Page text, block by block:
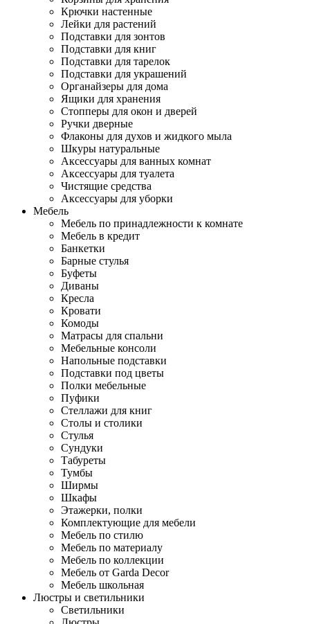
Крючки настенные
Лейки для растений
Подставки для зонтов
Подставки для книг
Подставки для тарелок
Подставки для украшений
Органайзеры для дома
Ящики для хранения
Стопперы для окон и дверей
Ручки дверные
Флаконы для духов и жидкого мыла
Шкуры натуральные
Аксессуары для ванных комнат
Аксессуары для туалета
Чистящие средства
Аксессуары для уборки
Мебель
Мебель по принадлежности к комнате
Мебель в кредит
Банкетки
Барные стулья
Буфеты
Диваны
Кресла
Кровати
Комоды
Матрасы для спальни
Мебельные консоли
Напольные подставки
Подставки под цветы
Полки мебельные
Пуфики
Стеллажи для книг
Столы и столики
Стулья
Сундуки
Табуреты
Тумбы
Ширмы
Шкафы
Этажерки, полки
Комплектующие для мебели
Мебель по стилю
Мебель по материалу
Мебель по коллекции
Мебель от Garda Decor
Мебель школьная
Люстры и светильники
Светильники